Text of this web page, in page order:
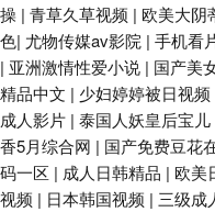
操 | 青草久草视频 | 欧美大阴
色| 尤物传媒av影院 | 手机看
| 亚洲激情性爱小说 | 国产美
精品中文 | 少妇婷婷被日视频
成人影片 | 泰国人妖皇后宝儿
香5月综合网 | 国产免费豆花
码一区 | 成人日韩精品 | 欧美
视频 | 日本韩国视频 | 三级成